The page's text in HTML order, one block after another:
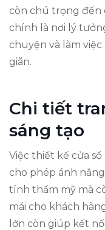
còn chú trọng đến
chính là nơi lý
chuyện và làm
giãn.
Chi tiết
sáng tạo
Việc thiết kế cửa
cho phép ánh
tính thẩm mỹ mà
mái cho khách
lớn còn giúp kết